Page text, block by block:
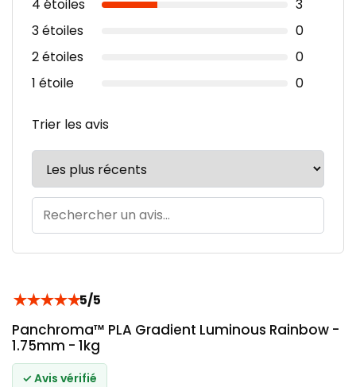
4 étoiles
3
3 étoiles
0
2 étoiles
0
1 étoile
0
Trier les avis
★★★★★5/5
Panchroma™ PLA Gradient Luminous Rainbow -
1.75mm - 1kg
✓ Avis vérifié